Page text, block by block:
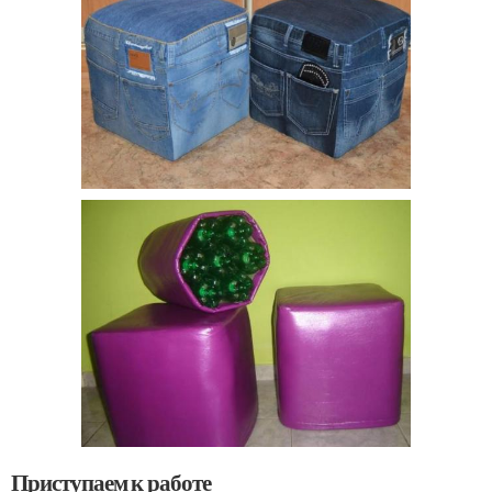
Приступаем к работе